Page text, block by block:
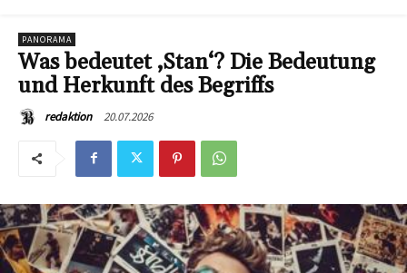
PANORAMA
Was bedeutet ‚Stan‘? Die Bedeutung
und Herkunft des Begriffs
redaktion 20.07.2026